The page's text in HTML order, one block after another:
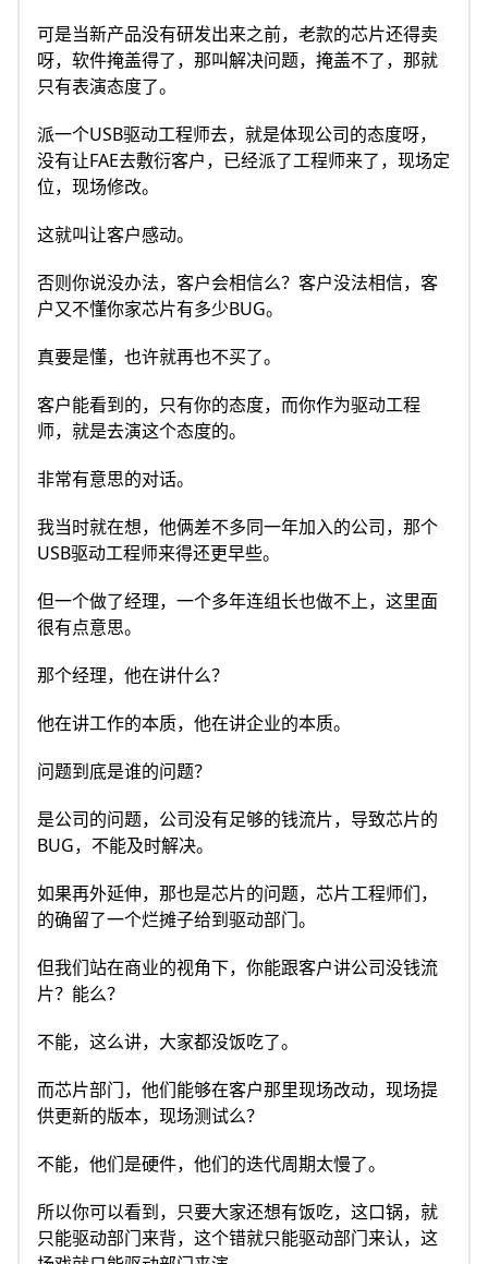
可是当新产品没有研发出来之前，老款的芯片还得卖
呀，软件掩盖得了，那叫解决问题，掩盖不了，那就
只有表演态度了。
派一个USB驱动工程师去，就是体现公司的态度呀，
没有让FAE去敷衍客户，已经派了工程师来了，现场定
位，现场修改。
这就叫让客户感动。
否则你说没办法，客户会相信么？客户没法相信，客
户又不懂你家芯片有多少BUG。
真要是懂，也许就再也不买了。
客户能看到的，只有你的态度，而你作为驱动工程
师，就是去演这个态度的。
非常有意思的对话。
我当时就在想，他俩差不多同一年加入的公司，那个
USB驱动工程师来得还更早些。
但一个做了经理，一个多年连组长也做不上，这里面
很有点意思。
那个经理，他在讲什么？
他在讲工作的本质，他在讲企业的本质。
问题到底是谁的问题？
是公司的问题，公司没有足够的钱流片，导致芯片的
BUG，不能及时解决。
如果再外延伸，那也是芯片的问题，芯片工程师们，
的确留了一个烂摊子给到驱动部门。
但我们站在商业的视角下，你能跟客户讲公司没钱流
片？能么？
不能，这么讲，大家都没饭吃了。
而芯片部门，他们能够在客户那里现场改动，现场提
供更新的版本，现场测试么？
不能，他们是硬件，他们的迭代周期太慢了。
所以你可以看到，只要大家还想有饭吃，这口锅，就
只能驱动部门来背，这个错就只能驱动部门来认，这